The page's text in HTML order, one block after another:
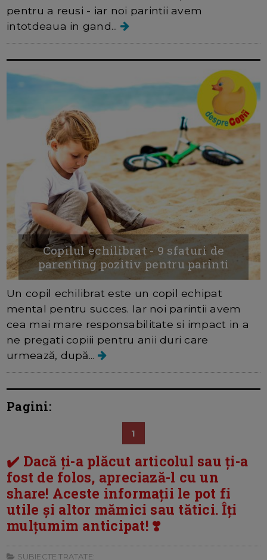
pentru a reusi - iar noi parintii avem
intotdeaua in gand...
Copilul echilibrat - 9 sfaturi de
parenting pozitiv pentru parinti
Un copil echilibrat este un copil echipat
mental pentru succes. Iar noi parintii avem
cea mai mare responsabilitate si impact in a
ne pregati copiii pentru anii duri care
urmează, după...
Pagini:
1
✔️ Dacă ți-a plăcut articolul sau ți-a
fost de folos, apreciază-l cu un
share! Aceste informații le pot fi
utile și altor mămici sau tătici. Îți
mulțumim anticipat! ❣️
SUBIECTE TRATATE: